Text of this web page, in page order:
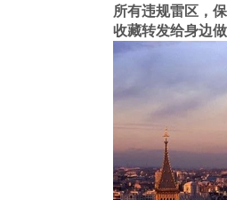
所有违规雷区，
收藏转发给身边